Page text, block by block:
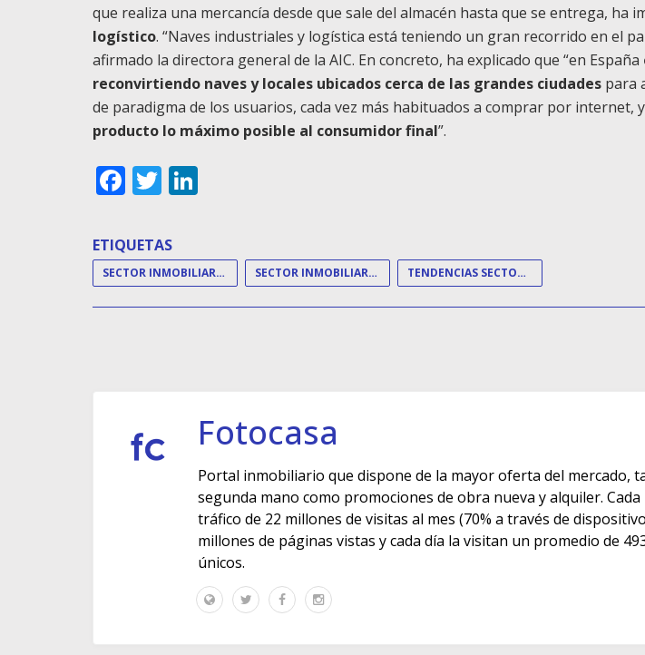
que realiza una mercancía desde que sale del almacén hasta que se entrega, ha
logístico. “Naves industriales y logística está teniendo un gran recorrido en el
afirmado la directora general de la AIC. En concreto, ha explicado que “en España
reconvirtiendo naves y locales ubicados cerca de las grandes ciudades para
de paradigma de los usuarios, cada vez más habituados a comprar por internet, y
producto lo máximo posible al consumidor final”.
Facebook
Twitter
ETIQUETAS
SECTOR INMOBILIARIO SECTOR INMOBILIARIO ESPAÑOL TENDENCIAS SECTOR INMOBILIARIO
Fotocasa
Portal inmobiliario que dispone de la mayor oferta del mercado,
segunda mano como promociones de obra nueva y alquiler.
tráfico de 22 millones de visitas al mes (70% a través de
millones de páginas vistas y cada día la visitan un promedio de
únicos.